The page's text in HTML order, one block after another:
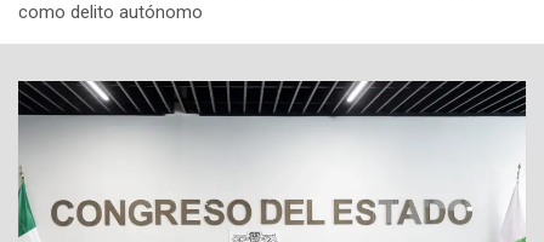
como delito autónomo